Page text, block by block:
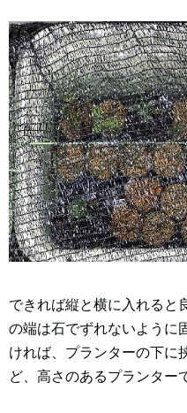
できれば縦と横に入れると
の端は石でずれないように
ければ、プランターの下に
ど、高さのあるプランター